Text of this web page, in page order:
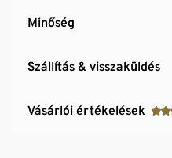
Minőség
Szállítás & visszaküldés
Vásárlói értékelések